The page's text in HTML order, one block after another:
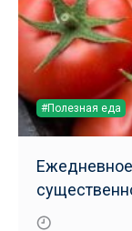
#Полезная еда
печени –